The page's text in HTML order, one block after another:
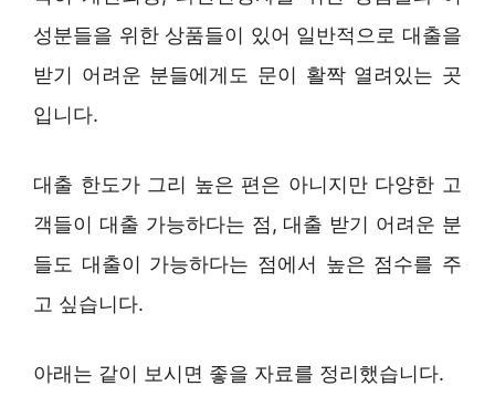
성분들을 위한 상품들이 있어 일반적으로 대출을
받기 어려운 분들에게도 문이 활짝 열려있는 곳
입니다.
대출 한도가 그리 높은 편은 아니지만 다양한 고
객들이 대출 가능하다는 점, 대출 받기 어려운 분
들도 대출이 가능하다는 점에서 높은 점수를 주
고 싶습니다.
아래는 같이 보시면 좋을 자료를 정리했습니다.